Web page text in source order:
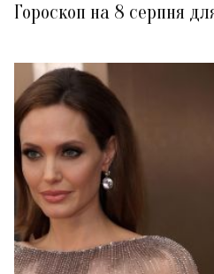
Гороскоп на 8 серпня